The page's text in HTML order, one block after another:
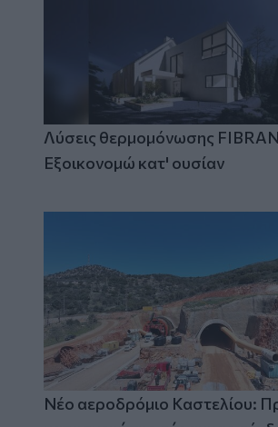
Λύσεις θερμομόνωσης
Εξοικονομώ κατ' ουσίαν
Νέο αεροδρόμιο Καστελίου: